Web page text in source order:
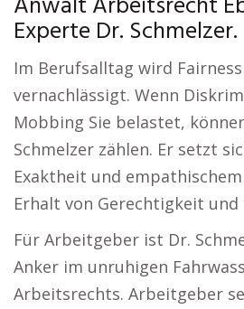
Experte Dr. Schmelzer.
Im Berufsalltag wird
vernachlässigt. Wenn
Mobbing Sie belastet,
Schmelzer zählen. Er setzt
Exaktheit und
Erhalt von Gerechtigkeit und
Für Arbeitgeber ist Dr.
Anker im unruhigen
Arbeitsrechts. Arbeitgeber